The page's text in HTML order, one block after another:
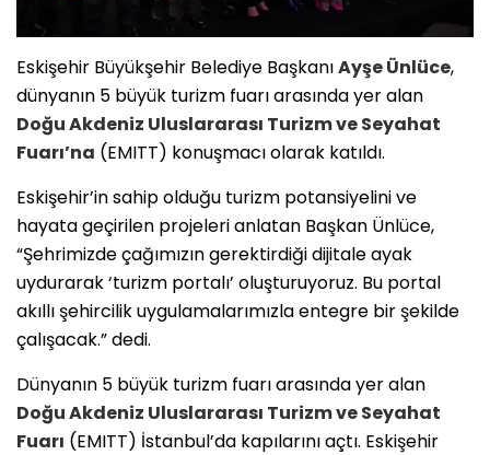
Eskişehir Büyükşehir Belediye BaşkanıAyşe Ünlüce,
dünyanın 5 büyük turizm fuarı arasında yer alan
Doğu Akdeniz Uluslararası Turizm ve Seyahat
Fuarı’na (EMITT) konuşmacı olarak katıldı.
Eskişehir’in sahip olduğu turizm potansiyelini ve
hayata geçirilen projeleri anlatan Başkan Ünlüce,
“Şehrimizde çağımızın gerektirdiği dijitale ayak
uydurarak ‘turizm portalı’ oluşturuyoruz. Bu portal
akıllı şehircilik uygulamalarımızla entegre bir şekilde
çalışacak.” dedi.
Dünyanın 5 büyük turizm fuarı arasında yer alan
Doğu Akdeniz Uluslararası Turizm ve Seyahat
Fuarı (EMITT) İstanbul’da kapılarını açtı. Eskişehir